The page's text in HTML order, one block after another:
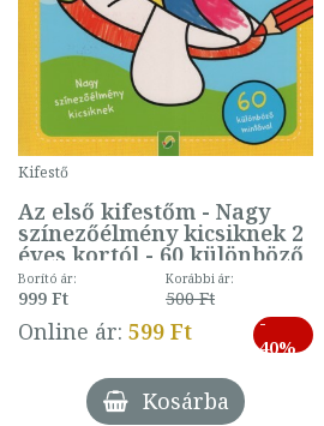
Kifestő
Az első kifestőm - Nagy
színezőélmény kicsiknek 2
éves kortól - 60 különböző
mintával (gombás)
Borító ár:
999 Ft
Korábbi ár:
500 Ft
Online ár: 599 Ft
-
40%
Kosárba